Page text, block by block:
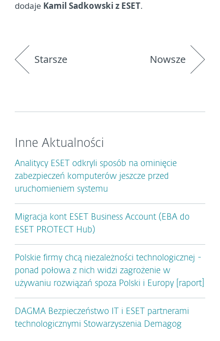
dodaje Kamil Sadkowski z ESET.
Starsze Nowsze
Inne Aktualności
Analitycy ESET odkryli sposób na ominięcie
zabezpieczeń komputerów jeszcze przed
uruchomieniem systemu
Migracja kont ESET Business Account (EBA do
ESET PROTECT Hub)
Polskie firmy chcą niezależności technologicznej -
ponad połowa z nich widzi zagrożenie w
używaniu rozwiązań spoza Polski i Europy [raport]
DAGMA Bezpieczeństwo IT i ESET partnerami
technologicznymi Stowarzyszenia Demagog